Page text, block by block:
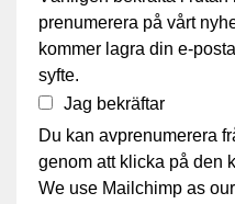
prenumerera på vårt
kommer lagra din e-
syfte.
Jag bekräftar
Du kan avprenumerera
genom att klicka på den
We use Mailchimp as